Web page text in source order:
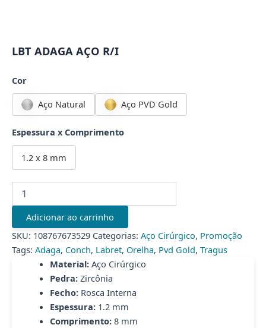
LBT ADAGA AÇO R/I
Cor
Aço Natural Aço PVD Gold
Espessura x Comprimento
1.2 x 8 mm
ADAGA
AÇO
quantidade
Adicionar ao carrinho
SKU: 108767673529 Categorias: Aço Cirúrgico, Promoção
Tags: Adaga, Conch, Labret, Orelha, Pvd Gold, Tragus
Material:Aço Cirúrgico
Pedra:Zircônia
Fecho:Rosca Interna
Espessura:1.2 mm
Comprimento:8 mm